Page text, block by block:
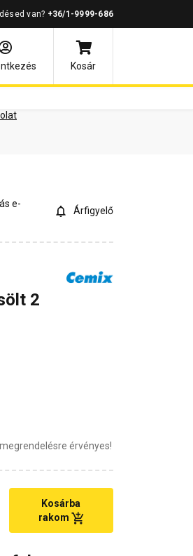
van? +36/1-9999-686
Kosár
e-
Árfigyelő
2
érvényes!
Kosárba
rakom